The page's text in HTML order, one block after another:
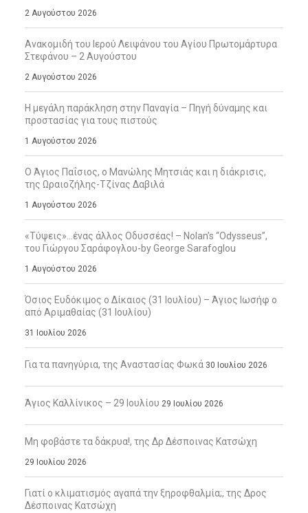
2 Αυγούστου 2026
Ανακομιδή του Ιερού Λειψάνου του Αγίου Πρωτομάρτυρα
Στεφάνου – 2 Αυγούστου
2 Αυγούστου 2026
Η μεγάλη παράκληση στην Παναγία – Πηγή δύναμης και
προστασίας για τους πιστούς
1 Αυγούστου 2026
Ο Άγιος Παΐσιος, ο Μανώλης Μητσιάς και η διάκρισις,
της Ωραιοζήλης-Τζίνας Δαβιλά
1 Αυγούστου 2026
«Τύψεις»…ένας άλλος Οδυσσέας! – Nolan’s “Odysseus”,
του Γιώργου Σαράφογλου-by George Sarafoglou
1 Αυγούστου 2026
Όσιος Ευδόκιμος ο Δίκαιος (31 Ιουλίου) – Άγιος Ιωσήφ ο
από Αριμαθαίας (31 Ιουλίου)
31 Ιουλίου 2026
Για τα πανηγύρια, της Αναστασίας Φωκά 30 Ιουλίου 2026
Άγιος Καλλίνικος – 29 Ιουλίου 29 Ιουλίου 2026
Μη φοβάστε τα δάκρυα!, της Δρ Δέσποινας Κατσώχη
29 Ιουλίου 2026
Γιατί ο κλιματισμός αγαπά την ξηροφθαλμία;, της Δρος
Δέσποινας Κατσώχη